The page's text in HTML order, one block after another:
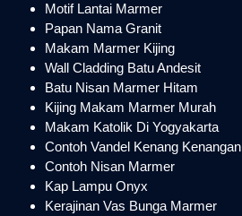
Motif Lantai Marmer
Papan Nama Granit
Makam Marmer Kijing
Wall Cladding Batu Andesit
Batu Nisan Marmer Hitam
Kijing Makam Marmer Murah
Makam Katolik Di Yogyakarta
Contoh Vandel Kenang Kenangan
Contoh Nisan Marmer
Kap Lampu Onyx
Kerajinan Vas Bunga Marmer